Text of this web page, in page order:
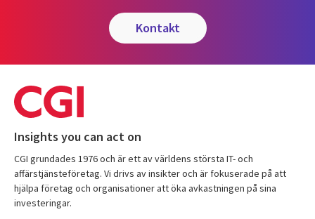
kontakt
Insights you can act on
CGI grundades 1976 och är ett av världens största IT- och
affärstjänsteföretag. Vi drivs av insikter och är fokuserade på att
hjälpa företag och organisationer att öka avkastningen på sina
investeringar.